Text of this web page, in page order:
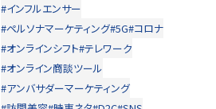
#インフルエンサー
#ペルソナマーケティング#5G#コロナ
#オンラインシフト#テレワーク
#オンライン商談ツール
#アンバサダーマーケティング